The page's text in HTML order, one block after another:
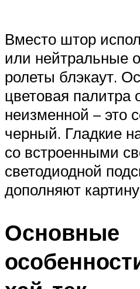
Вместо штор
или нейтральные
ролеты блэкаут.
цветовая палитра
неизменной – это
черный. Гладкие
со встроенными
светодиодной
дополняют
Основные